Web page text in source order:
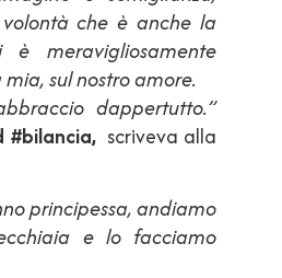
che è anche la
meravigliosamente
sul nostro amore.
dappertutto.”
#bilancia, scriveva alla
principessa, andiamo
e lo facciamo